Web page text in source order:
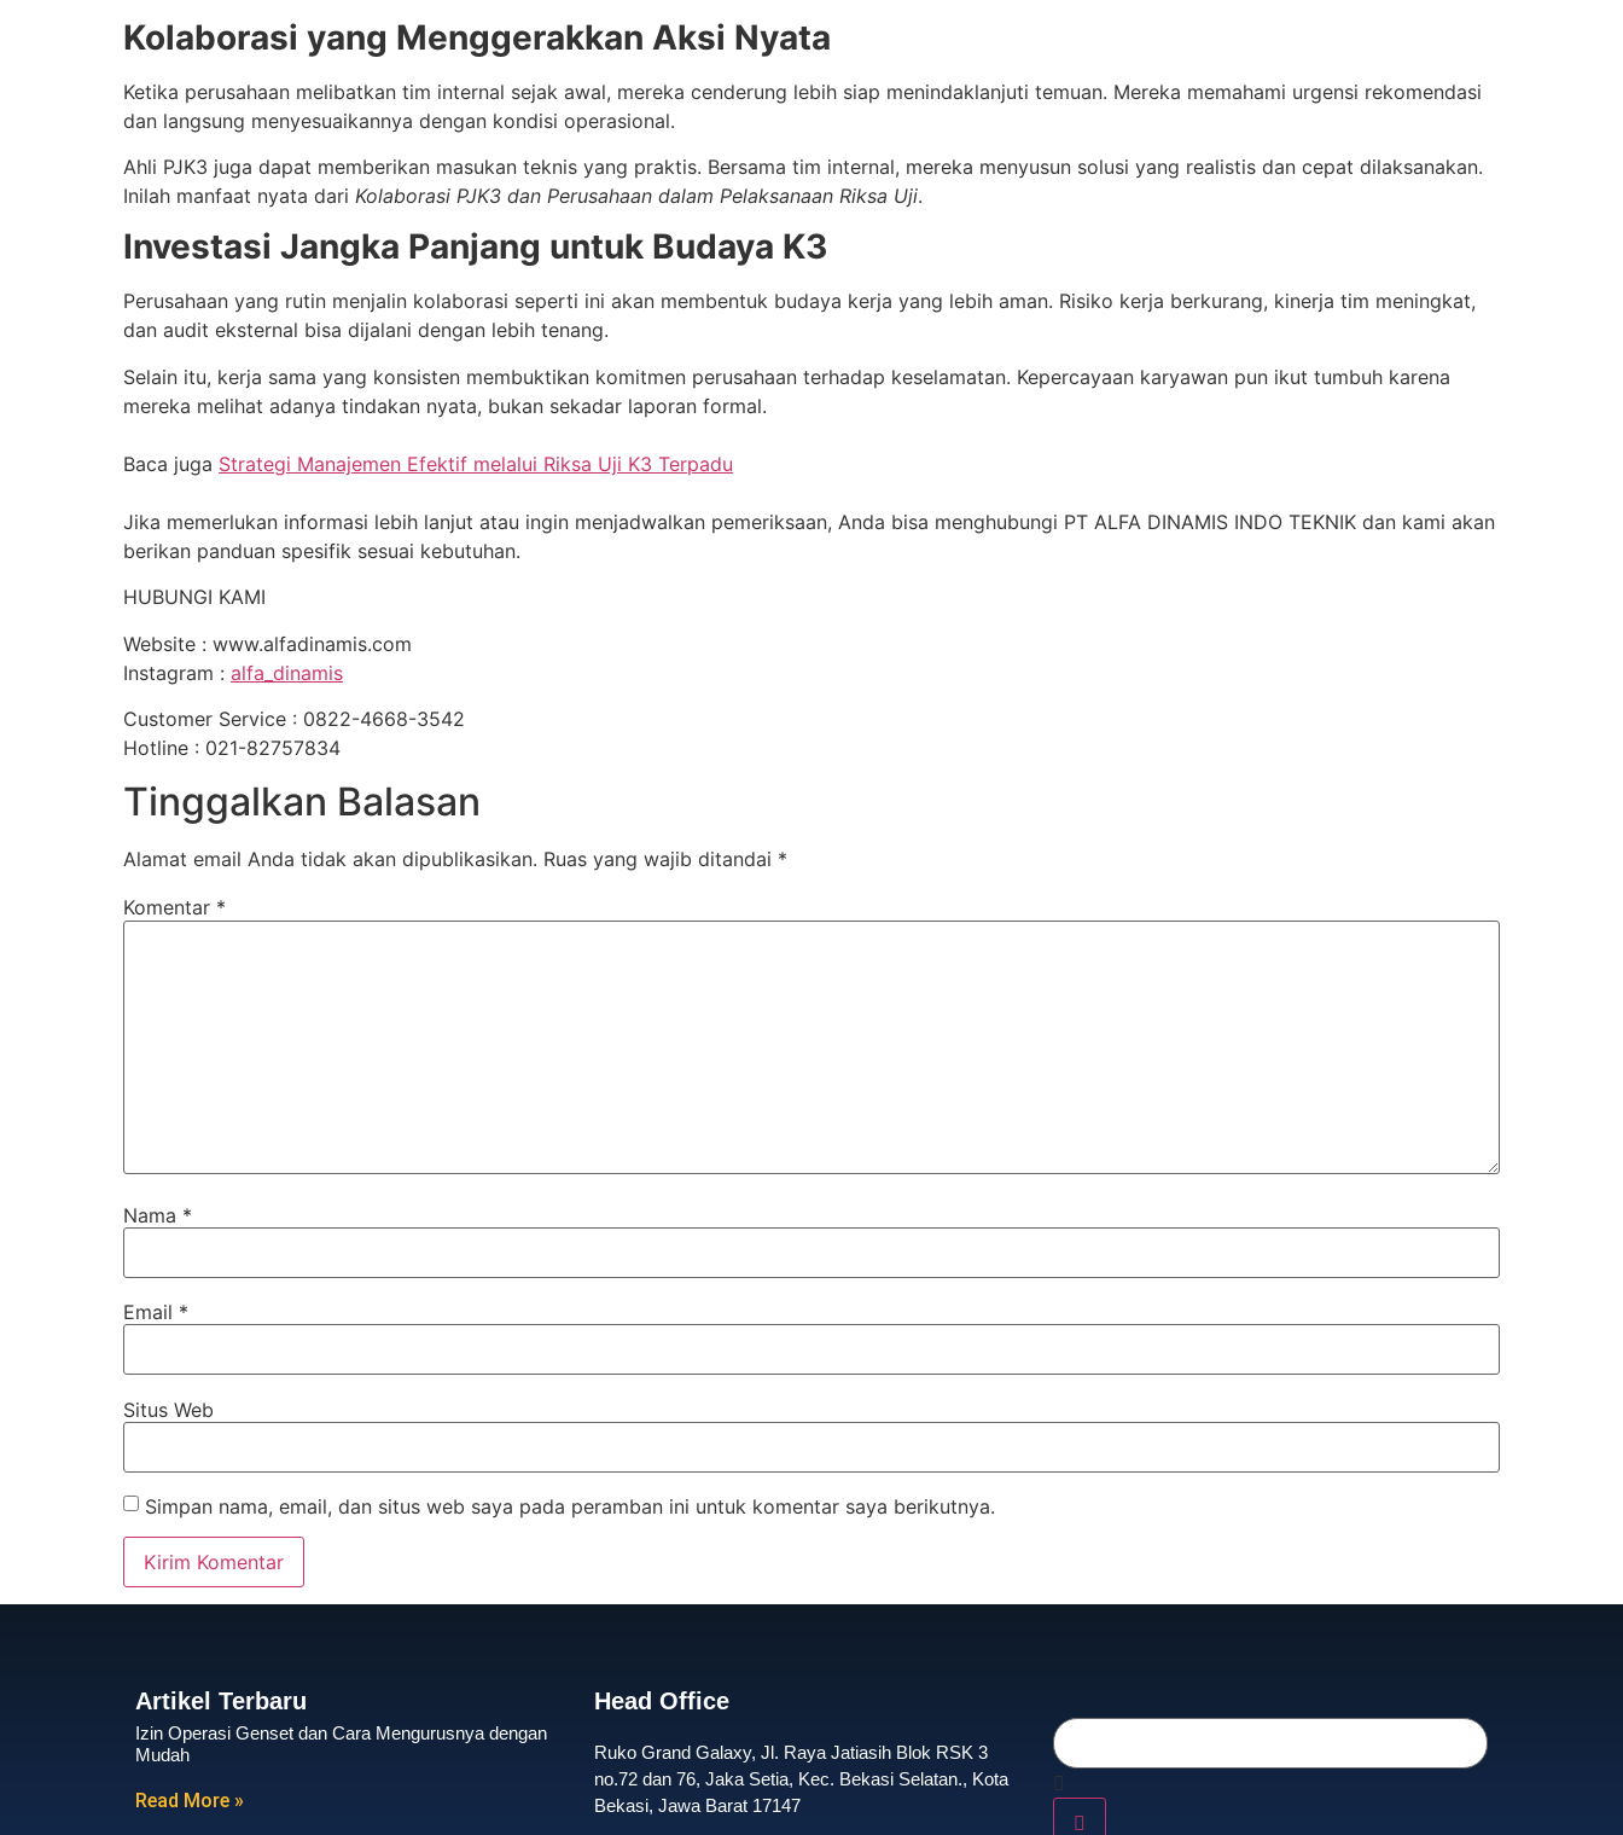
Kolaborasi yang Menggerakkan Aksi Nyata
Ketika perusahaan melibatkan tim internal sejak awal, mereka cenderung lebih siap menindaklanjuti temuan. Mereka memahami urgensi rekomendasi
dan langsung menyesuaikannya dengan kondisi operasional.
Ahli PJK3 juga dapat memberikan masukan teknis yang praktis. Bersama tim internal, mereka menyusun solusi yang realistis dan cepat dilaksanakan.
Inilah manfaat nyata dari Kolaborasi PJK3 dan Perusahaan dalam Pelaksanaan Riksa Uji.
Investasi Jangka Panjang untuk Budaya K3
Perusahaan yang rutin menjalin kolaborasi seperti ini akan membentuk budaya kerja yang lebih aman. Risiko kerja berkurang, kinerja tim meningkat,
dan audit eksternal bisa dijalani dengan lebih tenang.
Selain itu, kerja sama yang konsisten membuktikan komitmen perusahaan terhadap keselamatan. Kepercayaan karyawan pun ikut tumbuh karena
mereka melihat adanya tindakan nyata, bukan sekadar laporan formal.
Baca juga Strategi Manajemen Efektif melalui Riksa Uji K3 Terpadu
Jika memerlukan informasi lebih lanjut atau ingin menjadwalkan pemeriksaan, Anda bisa menghubungi PT ALFA DINAMIS INDO TEKNIK dan kami akan
berikan panduan spesifik sesuai kebutuhan.
HUBUNGI KAMI
Website : www.alfadinamis.com
Instagram : alfa_dinamis
Customer Service : 0822-4668-3542
Hotline : 021-82757834
Tinggalkan Balasan
Alamat email Anda tidak akan dipublikasikan. Ruas yang wajib ditandai *
Komentar *
Nama *
Email *
Situs Web
Simpan nama, email, dan situs web saya pada peramban ini untuk komentar saya berikutnya.
Artikel Terbaru
Izin Operasi Genset dan Cara Mengurusnya dengan
Mudah
Read More »
Head Office
Ruko Grand Galaxy, Jl. Raya Jatiasih Blok RSK 3
no.72 dan 76, Jaka Setia, Kec. Bekasi Selatan., Kota
Bekasi, Jawa Barat 17147